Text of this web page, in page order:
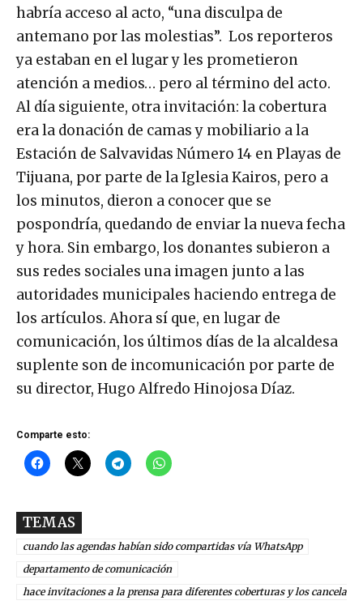
habría acceso al acto, “una disculpa de
antemano por las molestias”. Los reporteros
ya estaban en el lugar y les prometieron
atención a medios… pero al término del acto.
Al día siguiente, otra invitación: la cobertura
era la donación de camas y mobiliario a la
Estación de Salvavidas Número 14 en Playas de
Tijuana, por parte de la Iglesia Kairos, pero a
los minutos, dieron a conocer que se
pospondría, quedando de enviar la nueva fecha
y hora. Sin embargo, los donantes subieron a
sus redes sociales una imagen junto a las
autoridades municipales haciendo entrega de
los artículos. Ahora sí que, en lugar de
comunicación, los últimos días de la alcaldesa
suplente son de incomunicación por parte de
su director, Hugo Alfredo Hinojosa Díaz.
Comparte esto:
TEMAS
cuando las agendas habían sido compartidas vía WhatsApp
departamento de comunicación
hace invitaciones a la prensa para diferentes coberturas y los cancela